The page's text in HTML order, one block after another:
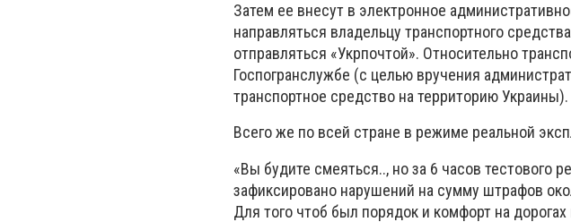
Затем ее внесут в электронное
направляться владельцу транспортного
отправляться «Укрпочтой». Относительно
Госпогранслужбе (с целью вручения
транспортное средство на территорию Украины).
Всего же по всей стране в режиме реальной
«Вы будите смеяться.., но за 6 часов тестового
зафиксировано нарушений на сумму штрафов
Для того чтоб был порядок и комфорт на